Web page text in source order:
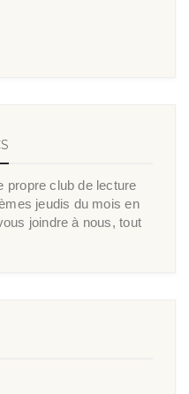
propre club de lecture
jeudis du mois en
joindre à nous, tout